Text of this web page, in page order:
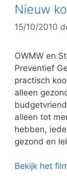
g
r
e
ë
n
Nieuw
15/10/2010
OWMW en
Preventief
practisch
alleen
alleen tot
hebben,
gezond en
Bekijk het